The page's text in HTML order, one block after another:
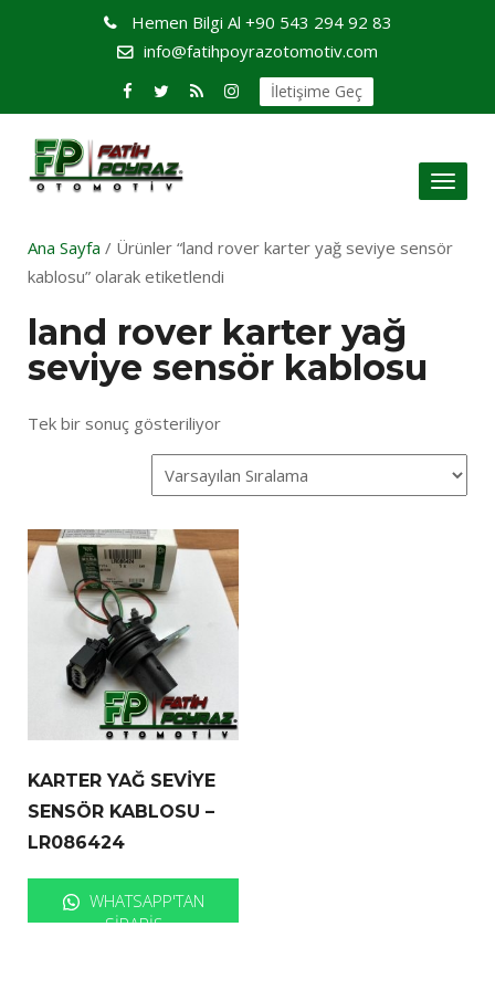
Hemen Bilgi Al +90 543 294 92 83
info@fatihpoyrazotomotiv.com
İletişime Geç
Toggle
Ana Sayfa / Ürünler “land rover karter yağ seviye sensör
kablosu” olarak etiketlendi
land rover karter yağ
seviye sensör kablosu
Tek bir sonuç gösteriliyor
KARTER YAĞ SEVİYE
SENSÖR KABLOSU –
LR086424
WHATSAPP'TAN
SIPARIŞ